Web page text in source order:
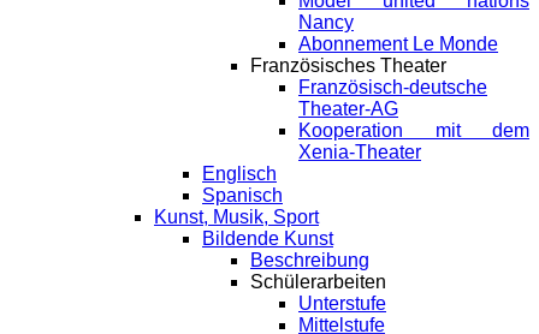
Nancy
Abonnement Le Monde
Französisches Theater
Französisch-deutsche
Theater-AG
Kooperation mit dem
Xenia-Theater
Englisch
Spanisch
Kunst, Musik, Sport
Bildende Kunst
Beschreibung
Schülerarbeiten
Unterstufe
Mittelstufe